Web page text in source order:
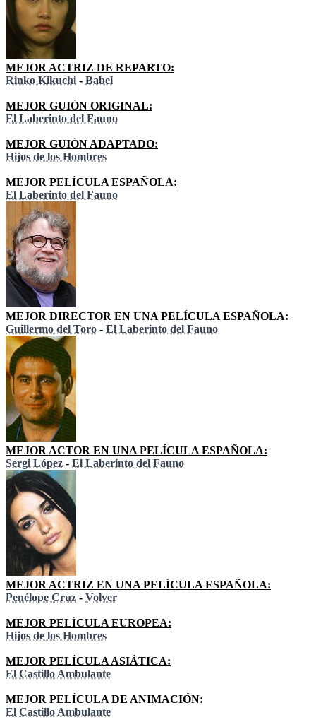
MEJOR ACTRIZ DE REPARTO:
Rinko Kikuchi - Babel
MEJOR GUIÓN ORIGINAL:
El Laberinto del Fauno
MEJOR GUIÓN ADAPTADO:
Hijos de los Hombres
MEJOR PELÍCULA ESPAÑOLA:
El Laberinto del Fauno
MEJOR DIRECTOR EN UNA PELÍCULA ESPAÑOLA:
Guillermo del Toro - El Laberinto del Fauno
MEJOR ACTOR EN UNA PELÍCULA ESPAÑOLA:
Sergi López - El Laberinto del Fauno
MEJOR ACTRIZ EN UNA PELÍCULA ESPAÑOLA:
Penélope Cruz - Volver
MEJOR PELÍCULA EUROPEA:
Hijos de los Hombres
MEJOR PELÍCULA ASIÁTICA:
El Castillo Ambulante
MEJOR PELÍCULA DE ANIMACIÓN:
El Castillo Ambulante